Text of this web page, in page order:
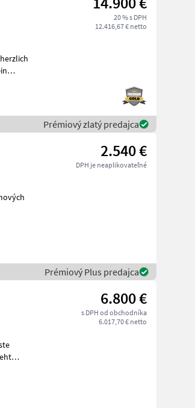
20 % s DPH
12.416,67 € netto
Prémiový zlatý predajca
2.540 €
DPH je neaplikovateľné
Prémiový Plus predajca
6.800 €
s DPH od obchodníka
6.017,70 € netto